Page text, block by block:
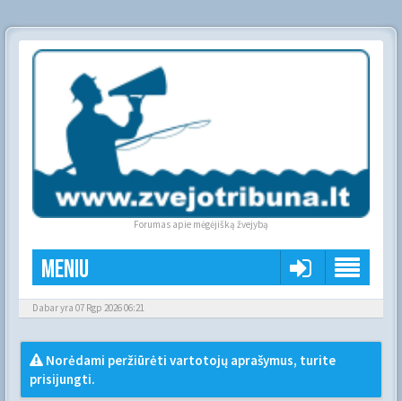
Forumas apie mėgėjišką žvejybą
Meniu
Dabar yra 07 Rgp 2026 06:21
Norėdami peržiūrėti vartotojų aprašymus, turite
prisijungti.